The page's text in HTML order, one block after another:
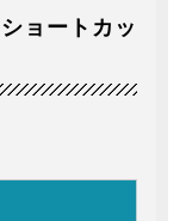
ョートカッ